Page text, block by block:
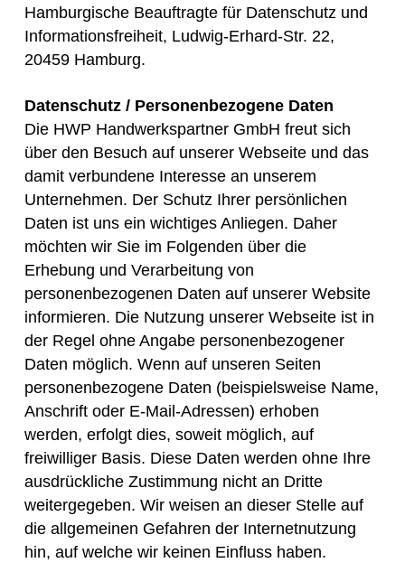
Hamburgische Beauftragte für Datenschutz und
Informationsfreiheit, Ludwig-Erhard-Str. 22,
20459 Hamburg.
Datenschutz / Personenbezogene Daten
Die HWP Handwerkspartner GmbH freut sich
über den Besuch auf unserer Webseite und das
damit verbundene Interesse an unserem
Unternehmen. Der Schutz Ihrer persönlichen
Daten ist uns ein wichtiges Anliegen. Daher
möchten wir Sie im Folgenden über die
Erhebung und Verarbeitung von
personenbezogenen Daten auf unserer Website
informieren. Die Nutzung unserer Webseite ist in
der Regel ohne Angabe personenbezogener
Daten möglich. Wenn auf unseren Seiten
personenbezogene Daten (beispielsweise Name,
Anschrift oder E-Mail-Adressen) erhoben
werden, erfolgt dies, soweit möglich, auf
freiwilliger Basis. Diese Daten werden ohne Ihre
ausdrückliche Zustimmung nicht an Dritte
weitergegeben. Wir weisen an dieser Stelle auf
die allgemeinen Gefahren der Internetnutzung
hin, auf welche wir keinen Einfluss haben.